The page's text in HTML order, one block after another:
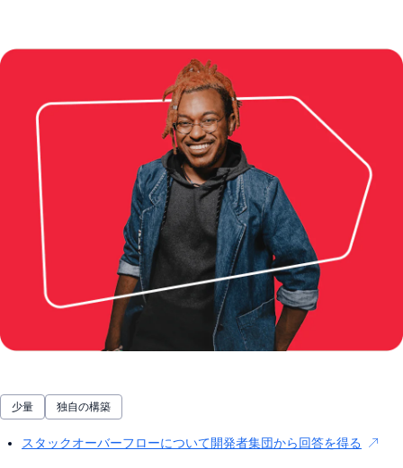
少量 独自の構築
スタックオーバーフローについて開発者集団から回答を得る